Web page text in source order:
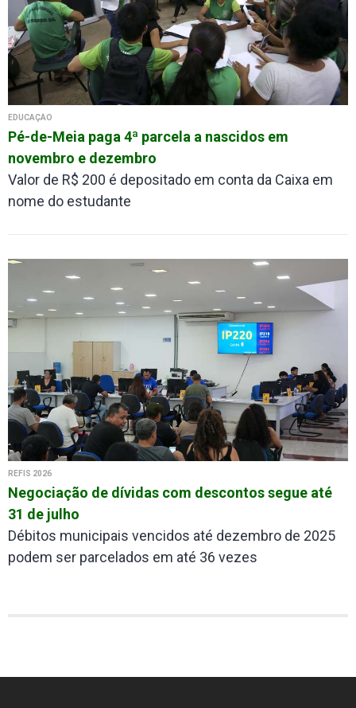
EDUCAÇÃO
Pé-de-Meia paga 4ª parcela a nascidos em
novembro e dezembro
Valor de R$ 200 é depositado em conta da Caixa em
nome do estudante
REFIS 2026
Negociação de dívidas com descontos segue até
31 de julho
Débitos municipais vencidos até dezembro de 2025
podem ser parcelados em até 36 vezes